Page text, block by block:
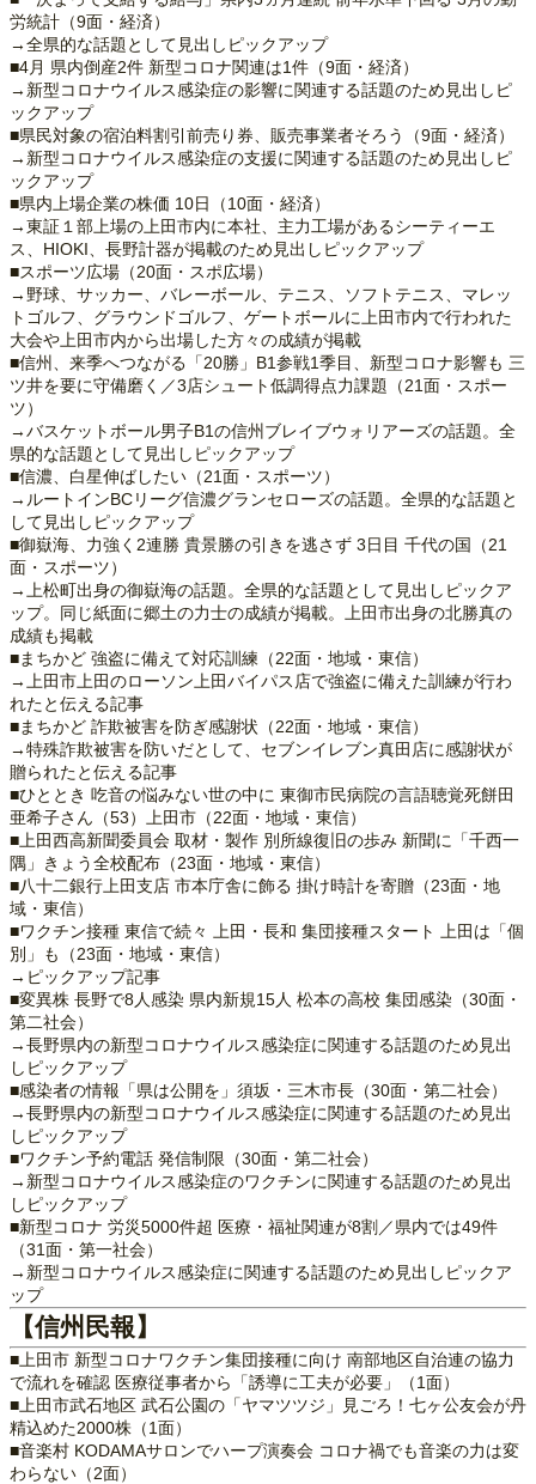
労統計（9面・経済）
→全県的な話題として見出しピックアップ
■4月 県内倒産2件 新型コロナ関連は1件（9面・経済）
→新型コロナウイルス感染症の影響に関連する話題のため見出しピ
ックアップ
■県民対象の宿泊料割引前売り券、販売事業者そろう（9面・経済）
→新型コロナウイルス感染症の支援に関連する話題のため見出しピ
ックアップ
■県内上場企業の株価 10日（10面・経済）
→東証１部上場の上田市内に本社、主力工場があるシーティーエ
ス、HIOKI、長野計器が掲載のため見出しピックアップ
■スポーツ広場（20面・スポ広場）
→野球、サッカー、バレーボール、テニス、ソフトテニス、マレッ
トゴルフ、グラウンドゴルフ、ゲートボールに上田市内で行われた
大会や上田市内から出場した方々の成績が掲載
■信州、来季へつながる「20勝」B1参戦1季目、新型コロナ影響も 三
ツ井を要に守備磨く／3店シュート低調得点力課題（21面・スポー
ツ）
→バスケットボール男子B1の信州ブレイブウォリアーズの話題。全
県的な話題として見出しピックアップ
■信濃、白星伸ばしたい（21面・スポーツ）
→ルートインBCリーグ信濃グランセローズの話題。全県的な話題と
して見出しピックアップ
■御嶽海、力強く2連勝 貴景勝の引きを逃さず 3日目 千代の国（21
面・スポーツ）
→上松町出身の御嶽海の話題。全県的な話題として見出しピックア
ップ。同じ紙面に郷土の力士の成績が掲載。上田市出身の北勝真の
成績も掲載
■まちかど 強盗に備えて対応訓練（22面・地域・東信）
→上田市上田のローソン上田バイパス店で強盗に備えた訓練が行わ
れたと伝える記事
■まちかど 詐欺被害を防ぎ感謝状（22面・地域・東信）
→特殊詐欺被害を防いだとして、セブンイレブン真田店に感謝状が
贈られたと伝える記事
■ひととき 吃音の悩みない世の中に 東御市民病院の言語聴覚死餅田
亜希子さん（53）上田市（22面・地域・東信）
■上田西高新聞委員会 取材・製作 別所線復旧の歩み 新聞に「千西一
隅」きょう全校配布（23面・地域・東信）
■八十二銀行上田支店 市本庁舎に飾る 掛け時計を寄贈（23面・地
域・東信）
■ワクチン接種 東信で続々 上田・長和 集団接種スタート 上田は「個
別」も（23面・地域・東信）
→ピックアップ記事
■変異株 長野で8人感染 県内新規15人 松本の高校 集団感染（30面・
第二社会）
→長野県内の新型コロナウイルス感染症に関連する話題のため見出
しピックアップ
■感染者の情報「県は公開を」須坂・三木市長（30面・第二社会）
→長野県内の新型コロナウイルス感染症に関連する話題のため見出
しピックアップ
■ワクチン予約電話 発信制限（30面・第二社会）
→新型コロナウイルス感染症のワクチンに関連する話題のため見出
しピックアップ
■新型コロナ 労災5000件超 医療・福祉関連が8割／県内では49件
（31面・第一社会）
→新型コロナウイルス感染症に関連する話題のため見出しピックア
ップ
【信州民報】
■上田市 新型コロナワクチン集団接種に向け 南部地区自治連の協力
で流れを確認 医療従事者から「誘導に工夫が必要」（1面）
■上田市武石地区 武石公園の「ヤマツツジ」見ごろ！七ヶ公友会が丹
精込めた2000株（1面）
■音楽村 KODAMAサロンでハープ演奏会 コロナ禍でも音楽の力は変
わらない（2面）